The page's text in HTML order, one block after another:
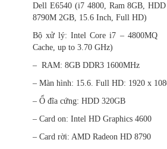
Dell E6540 (i7 4800, Ram 8GB,
8790M 2GB, 15.6 Inch, Full HD)
Bộ xử lý: Intel Core i7 – 4800MQ
Cache, up to 3.70 GHz)
– RAM: 8GB DDR3 1600MHz
– Màn hình: 15.6. Full HD: 1920 x
– Ổ đĩa cứng: HDD 320GB
– Card on: Intel HD Graphics 4600
– Card rời: AMD Radeon HD 8790